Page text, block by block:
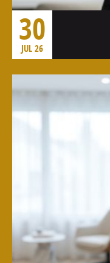
30
JUL 26